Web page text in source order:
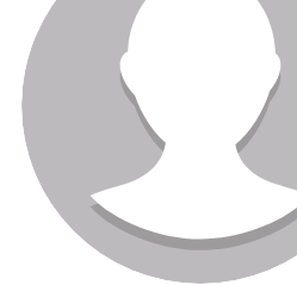
Регистрация